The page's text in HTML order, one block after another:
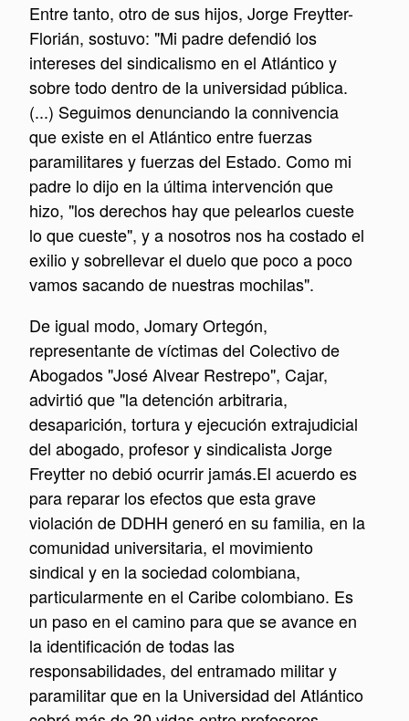
Entre tanto, otro de sus hijos, Jorge Freytter-
Florián, sostuvo: "Mi padre defendió los
intereses del sindicalismo en el Atlántico y
sobre todo dentro de la universidad pública.
(...) Seguimos denunciando la connivencia
que existe en el Atlántico entre fuerzas
paramilitares y fuerzas del Estado. Como mi
padre lo dijo en la última intervención que
hizo, "los derechos hay que pelearlos cueste
lo que cueste", y a nosotros nos ha costado el
exilio y sobrellevar el duelo que poco a poco
vamos sacando de nuestras mochilas".
De igual modo, Jomary Ortegón,
representante de víctimas del Colectivo de
Abogados "José Alvear Restrepo", Cajar,
advirtió que "la detención arbitraria,
desaparición, tortura y ejecución extrajudicial
del abogado, profesor y sindicalista Jorge
Freytter no debió ocurrir jamás.El acuerdo es
para reparar los efectos que esta grave
violación de DDHH generó en su familia, en la
comunidad universitaria, el movimiento
sindical y en la sociedad colombiana,
particularmente en el Caribe colombiano. Es
un paso en el camino para que se avance en
la identificación de todas las
responsabilidades, del entramado militar y
paramilitar que en la Universidad del Atlántico